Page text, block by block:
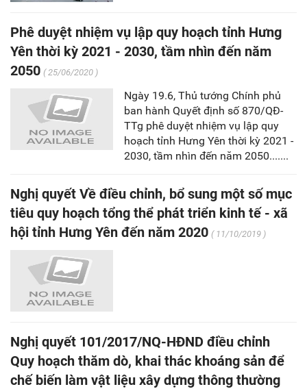
Phê duyệt nhiệm vụ lập quy hoạch tỉnh Hưng
Yên thời kỳ 2021 - 2030, tầm nhìn đến năm
2050 ( 25/06/2020 )
Ngày 19.6, Thủ tướng Chính phủ
ban hành Quyết định số 870/QĐ-
TTg phê duyệt nhiệm vụ lập quy
hoạch tỉnh Hưng Yên thời kỳ 2021 -
2030, tầm nhìn đến năm 2050.......
Nghị quyết Về điều chỉnh, bổ sung một số mục
tiêu quy hoạch tổng thể phát triển kinh tế - xã
hội tỉnh Hưng Yên đến năm 2020 ( 11/10/2019 )
Nghị quyết 101/2017/NQ-HĐND điều chỉnh
Quy hoạch thăm dò, khai thác khoáng sản để
chế biến làm vật liệu xây dựng thông thường